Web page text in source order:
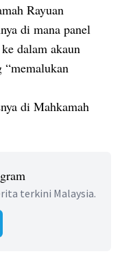
Rayuan
di mana panel
dalam akaun
“memalukan
di Mahkamah
terkini Malaysia.